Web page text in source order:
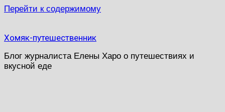
Перейти к содержимому
Хомяк-путешественник
Блог журналиста Елены Харо о путешествиях и
вкусной еде